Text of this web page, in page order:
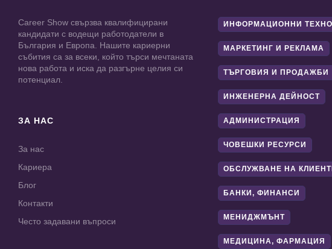
Career Show свързва квалифицирани
кандидати с водещи работодатели в
България и Европа. Нашите кариерни
събития са за всеки, който търси мечтаната
нова работа и иска да разгърне целия си
потенциал.
ЗА НАС
За нас
Кариера
Блог
Контакти
Често задавани въпроси
ИНФОРМАЦИОННИ
МАРКЕТИНГ И РЕКЛАМА
ТЪРГОВИЯ И ПРОДАЖБИ
ИНЖЕНЕРНА ДЕЙНОСТ
АДМИНИСТРАЦИЯ
ЧОВЕШКИ РЕСУРСИ
ОБСЛУЖВАНЕ НА
БАНКИ, ФИНАНСИ
МЕНИДЖМЪНТ
МЕДИЦИНА, ФАРМАЦИЯ